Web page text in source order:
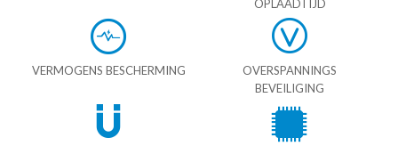
OPLAADTIJD
VERMOGENS BESCHERMING
OVERSPANNINGS
BEVEILIGING